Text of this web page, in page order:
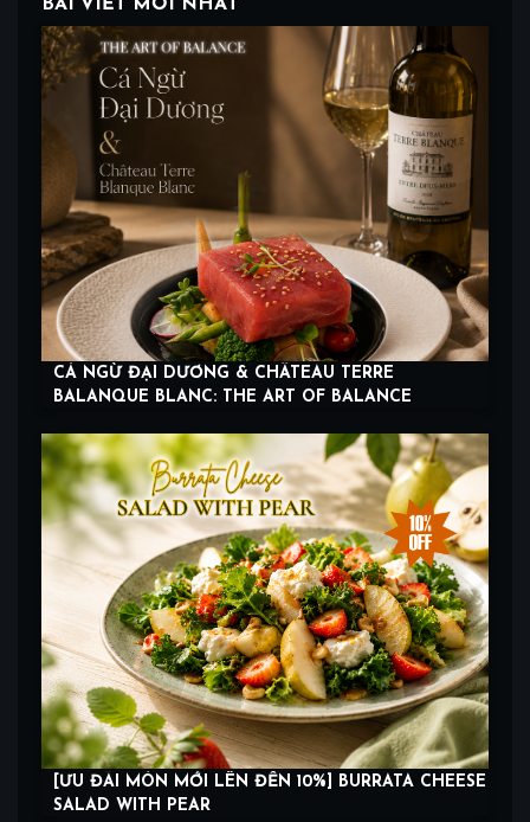
BÀI VIẾT MỚI NHẤT
CÁ NGỪ ĐẠI DƯƠNG & CHÂTEAU TERRE
BALANQUE BLANC: THE ART OF BALANCE
[ƯU ĐÃI MÓN MỚI LÊN ĐẾN 10%] BURRATA CHEESE
SALAD WITH PEAR